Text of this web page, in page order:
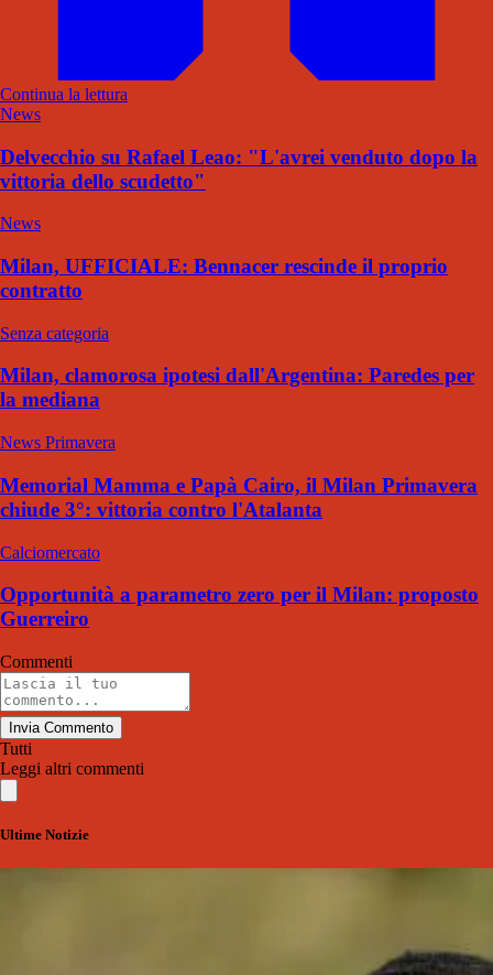
Continua la lettura
News
Delvecchio su Rafael Leao: "L'avrei venduto dopo la
vittoria dello scudetto"
News
Milan, UFFICIALE: Bennacer rescinde il proprio
contratto
Senza categoria
Milan, clamorosa ipotesi dall'Argentina: Paredes per
la mediana
News Primavera
Memorial Mamma e Papà Cairo, il Milan Primavera
chiude 3°: vittoria contro l'Atalanta
Calciomercato
Opportunità a parametro zero per il Milan: proposto
Guerreiro
Commenti
Invia Commento
Tutti
Leggi altri commenti
Ultime Notizie